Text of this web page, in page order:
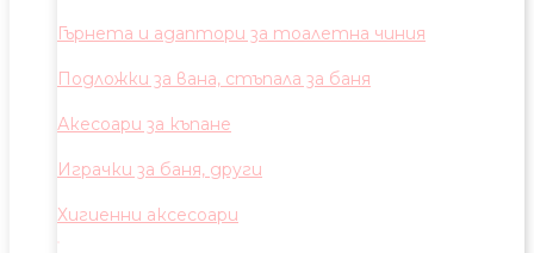
Гърнета и адаптори за тоалетна чиния
Подложки за вана, стъпала за баня
Акесоари за къпане
Играчки за баня, други
Хигиенни аксесоари